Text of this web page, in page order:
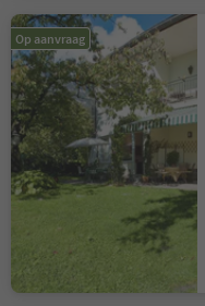
Op aanvraag